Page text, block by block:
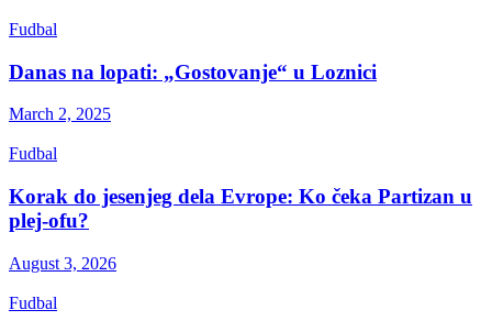
Fudbal
Danas na lopati: „Gostovanje“ u Loznici
March 2, 2025
Fudbal
Korak do jesenjeg dela Evrope: Ko čeka Partizan u
plej-ofu?
August 3, 2026
Fudbal